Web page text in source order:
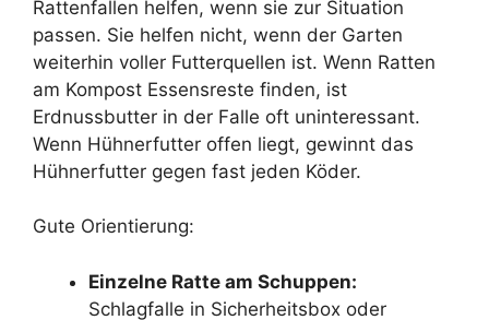
Rattenfallen helfen, wenn sie zur Situation
passen. Sie helfen nicht, wenn der Garten
weiterhin voller Futterquellen ist. Wenn Ratten
am Kompost Essensreste finden, ist
Erdnussbutter in der Falle oft uninteressant.
Wenn Hühnerfutter offen liegt, gewinnt das
Hühnerfutter gegen fast jeden Köder.
Gute Orientierung:
Einzelne Ratte am Schuppen:
Schlagfalle in Sicherheitsbox oder